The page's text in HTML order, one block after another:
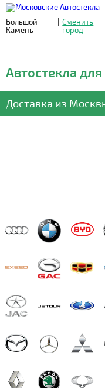
Большой
Камень
| Сменить
город
Автостекла для
Доставка из